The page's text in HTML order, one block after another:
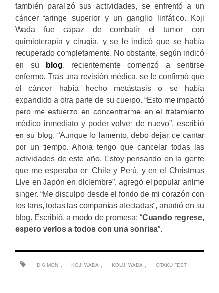
también paralizó sus actividades, se enfrentó a un
cáncer faringe superior y un ganglio linfático. Koji
Wada fue capaz de combatir el tumor con
quimioterapia y cirugía, y se le indicó que se había
recuperado completamente. No obstante, según indicó
en su
blog, recientemente comenzó a sentirse
enfermo. Tras una revisión médica, se le confirmó que
el cáncer había hecho metástasis o se había
expandido a otra parte de su cuerpo. “Esto me impactó
pero me esfuerzo en concentrarme en el tratamiento
médico inmediato y poder volver de nuevo”, escribió
en su blog. “Aunque lo lamento, debo dejar de cantar
por un tiempo. Ahora tengo que cancelar todas las
actividades de este año. Estoy pensando en la gente
que me esperaba en Chile y Perú, y en el Christmas
Live en Japón en diciembre”, agregó el popular anime
singer. “Me disculpo desde el fondo de mi corazón con
los fans, todas las compañías afectadas”, añadió en su
blog. Escribió, a modo de promesa: “Cuando regrese,
espero verlos a todos con una sonrisa”.
DIGIMON , KOJI WADA , KOUJI WADA , OTAKU FEST